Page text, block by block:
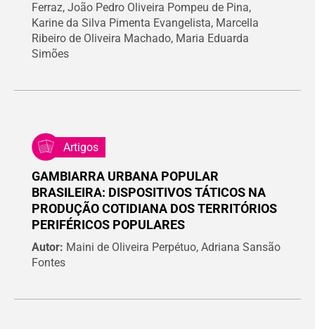
Ferraz, João Pedro Oliveira Pompeu de Pina,
Karine da Silva Pimenta Evangelista, Marcella
Ribeiro de Oliveira Machado, Maria Eduarda
Simões
Artigos
GAMBIARRA URBANA POPULAR
BRASILEIRA: DISPOSITIVOS TÁTICOS NA
PRODUÇÃO COTIDIANA DOS TERRITÓRIOS
PERIFÉRICOS POPULARES
Autor: Maini de Oliveira Perpétuo, Adriana Sansão
Fontes